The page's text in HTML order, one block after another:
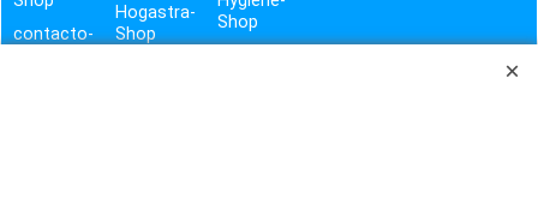
contacto-
Hogastra-
Shop
Shop